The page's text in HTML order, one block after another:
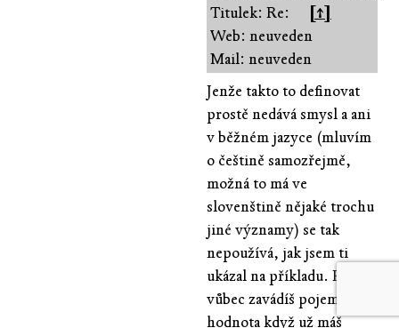
Titulek: Re:
[↑]
Web: neuveden
Mail: neuveden
Jenže takto to definovat
prostě nedává smysl a ani
v běžném jazyce (mluvím
o češtině samozřejmě,
možná to má ve
slovenštině nějaké trochu
jiné významy) se tak
nepoužívá, jak jsem ti
ukázal na příkladu. Proč
vůbec zavádíš pojem
hodnota když už máš